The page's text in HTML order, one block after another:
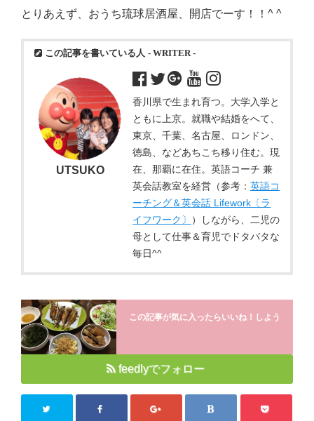
とりあえず、おうち琉球居酒屋、開店でーす！！^ ^
この記事を書いている人 - WRITER -
香川県で生まれ育つ。大学入学と
ともに上京。就職や結婚をへて、
東京、千葉、名古屋、ロンドン、
徳島、などあちこち移り住む。現
在、那覇に在住。英語コーチ 兼
英会話教室を経営（参考： 英語コ
ーチング＆英会話 Lifework〔ラ
イフワーク〕
）しながら、二児の
母として仕事＆育児でドタバタな
毎日^^
UTSUKO
この記事が気に入ったらいいね！しよう
feedlyでフォロー